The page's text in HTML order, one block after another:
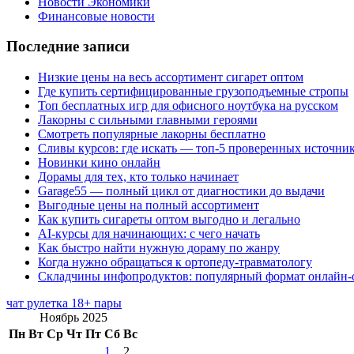
Финансовые новости
Последние записи
Низкие цены на весь ассортимент сигарет оптом
Где купить сертифицированные грузоподъемные стропы
Топ бесплатных игр для офисного ноутбука на русском
Лакорны с сильными главными героями
Смотреть популярные лакорны бесплатно
Сливы курсов: где искать — топ-5 проверенных
Новинки кино онлайн
Дорамы для тех, кто только начинает
Garage55 — полный цикл от диагностики до выдачи
Выгодные цены на полный ассортимент
Как купить сигареты оптом выгодно и легально
AI-курсы для начинающих: с чего начать
Как быстро найти нужную дораму по жанру
Когда нужно обращаться к ортопеду-травматологу
Складчины инфопродуктов: популярный формат онлайн-
чат рулетка 18+ пары
Ноябрь 2025
Пн Вт Ср Чт Пт Сб Вс